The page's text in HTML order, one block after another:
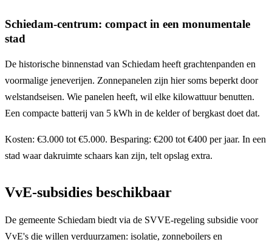
Schiedam-centrum: compact in een monumentale
stad
De historische binnenstad van Schiedam heeft grachtenpanden en
voormalige jeneverijen. Zonnepanelen zijn hier soms beperkt door
welstandseisen. Wie panelen heeft, wil elke kilowattuur benutten.
Een compacte batterij van 5 kWh in de kelder of bergkast doet dat.
Kosten: €3.000 tot €5.000. Besparing: €200 tot €400 per jaar. In een
stad waar dakruimte schaars kan zijn, telt opslag extra.
VvE-subsidies beschikbaar
De gemeente Schiedam biedt via de SVVE-regeling subsidie voor
VvE's die willen verduurzamen: isolatie, zonneboilers en